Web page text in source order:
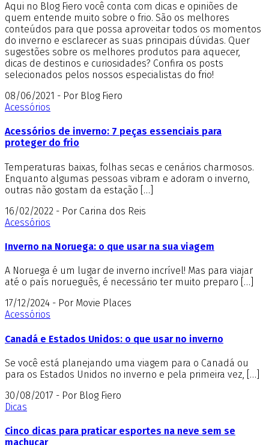
Aqui no Blog Fiero você conta com dicas e opiniões de
quem entende muito sobre o frio. São os melhores
conteúdos para que possa aproveitar todos os momentos
do inverno e esclarecer as suas principais dúvidas. Quer
sugestões sobre os melhores produtos para aquecer,
dicas de destinos e curiosidades? Confira os posts
selecionados pelos nossos especialistas do frio!
08/06/2021 - Por Blog Fiero
Acessórios
Acessórios de inverno: 7 peças essenciais para
proteger do frio
Temperaturas baixas, folhas secas e cenários charmosos.
Enquanto algumas pessoas vibram e adoram o inverno,
outras não gostam da estação […]
16/02/2022 - Por Carina dos Reis
Acessórios
Inverno na Noruega: o que usar na sua viagem
A Noruega é um lugar de inverno incrível! Mas para viajar
até o país norueguês, é necessário ter muito preparo […]
17/12/2024 - Por Movie Places
Acessórios
Canadá e Estados Unidos: o que usar no inverno
Se você está planejando uma viagem para o Canadá ou
para os Estados Unidos no inverno e pela primeira vez, […]
30/08/2017 - Por Blog Fiero
Dicas
Cinco dicas para praticar esportes na neve sem se
machucar